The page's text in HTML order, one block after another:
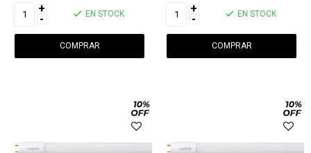
+
- EN STOCK +
- EN STOCK